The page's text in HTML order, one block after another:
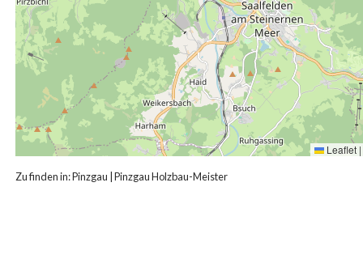
Leaflet |
Zu finden in:Pinzgau Pinzgau Holzbau-Meister